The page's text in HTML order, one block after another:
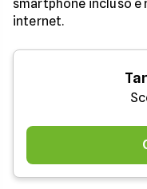
smartphone incluso e
internet.